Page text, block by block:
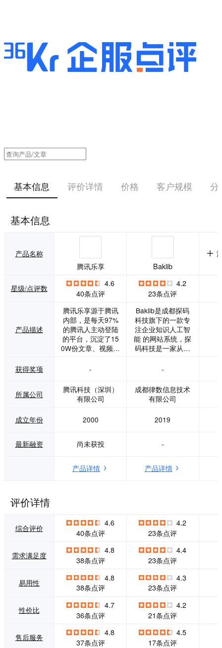
基本信息 评价详情 价格 客户规模 分
基本信息
产品名称
腾讯乐享
Baklib
星级/点评数
4.6
40条点评
4.2
23条点评
产品描述
腾讯乐享源于腾讯
内部，是每天97%
的腾讯人主动登陆
的平台，沉淀了15
0W份文章、视频内
享总浏览数超5000
万。2017年起对外
提供一站式企业社
问答、课堂、考
论坛等核心应用。
列应用为企业知识
乐享的亮点之一，
社交化已经成为Sa
aS应用的发展趋
势，轻量化、社交
化的平台更能助力
企业高速发展。 服
务客户包括：宜家
中国、江苏省教育
厅、海底捞、德邦
物流、莉莉丝、百
果园、中国铜业
等。
Baklib是成都探码
科技旗下的一款专
注企业知识人工智
能 的网站系统，探
码科技是一家从事
是一款在线的知识
库&文档管理工
具，为超过1万家企
全生命周期解决方
手册、帮助中心、F
发文档、在线手
高用户试用率和客
户留存率。
获得奖项 - -
所属公司
腾讯科技（深圳）
有限公司
成都律数信息技术
有限公司
成立年份 2000 2019
最新融资 尚未获投 -
产品详情 产品详情
评价详情
综合评价
4.6
40条点评
4.2
23条点评
需求满足度
4.8
38条点评
4.4
23条点评
易用性
4.8
38条点评
4.3
23条点评
性价比
4.7
36条点评
4.2
21条点评
售后服务
4.8
37条点评
4.5
17条点评